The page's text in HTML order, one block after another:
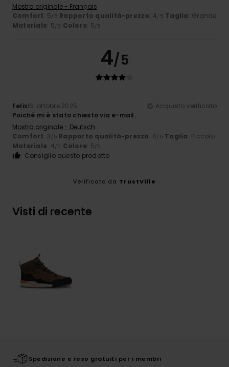
Mostra originale - Français
Comfort: 5/5 Rapporto qualità-prezzo: 4/5 Taglia: Grande
Materiale: 5/5 Colore: 5/5
4/5
Felix16. ottobre 2025
Acquisto verificato
Poiché mi è stato chiesto via e-mail.
Mostra originale - Deutsch
Comfort: 3/5 Rapporto qualità-prezzo: 4/5 Taglia: Piccolo
Materiale: 4/5 Colore: 5/5
Consiglio questo prodotto
Verificato da TrustVille
Visti di recente
Spedizione e reso gratuiti per i membri